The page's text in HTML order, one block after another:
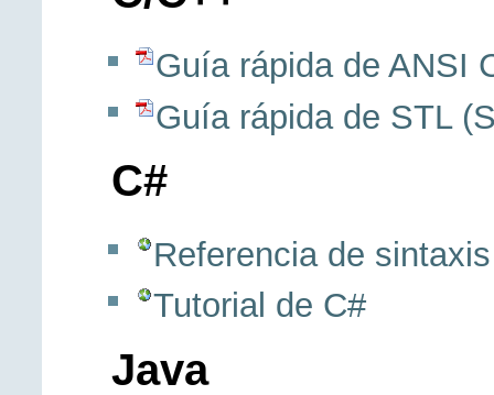
Guía rápida de ANSI
Guía rápida de STL
C#
Referencia de
Tutorial de C#
Java